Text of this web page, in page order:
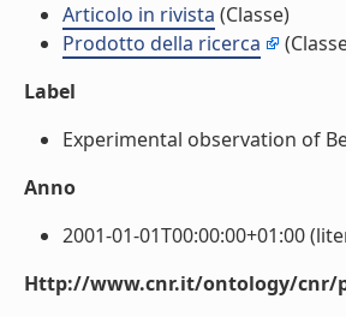
Articolo in rivista (Classe)
Prodotto della ricerca
Label
Experimental observation of
Anno
2001-01-01T00:00:00+01:00
Http://www.cnr.it/ontology/cnr/